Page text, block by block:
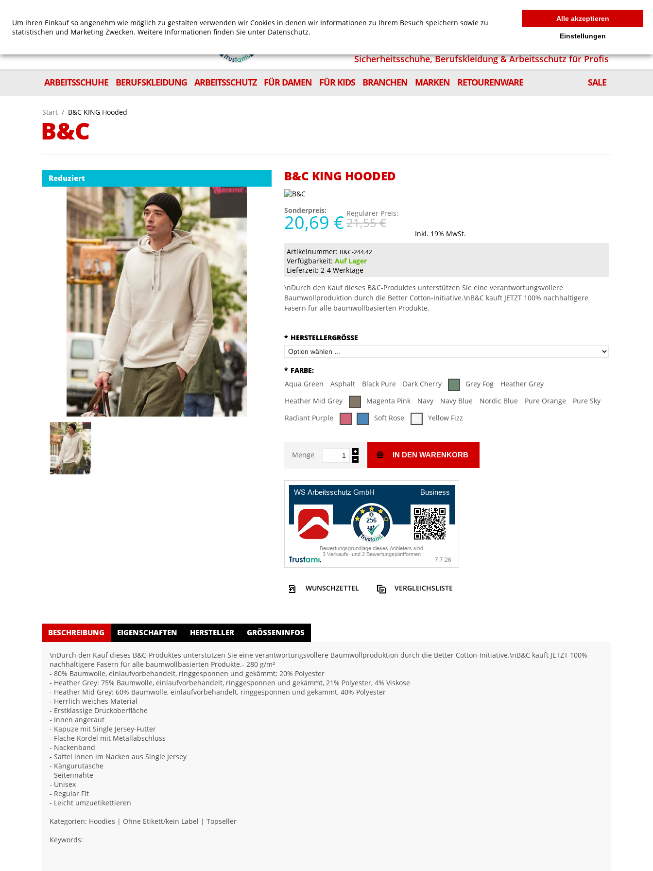
MEIN WARENKORB 0
Sicherheitsschuhe, Berufskleidung & Arbeitsschutz für Profis
ARBEITSSCHUHE
BERUFSKLEIDUNG ARBEITSSCHUTZ FÜR DAMEN FÜR KIDS BRANCHEN MARKEN RETOURENWARE SALE
Start / B&C KING Hooded
B&C
Reduziert B&C KING HOODED
Sonderpreis:
20,69 € Regulärer Preis:
21,55 €
Inkl. 19% MwSt.
Artikelnummer: B&C-244.42
Verfügbarkeit: Auf Lager
Lieferzeit: 2-4 Werktage
\nDurch den Kauf dieses B&C-Produktes unterstützen Sie eine verantwortungsvollere
Baumwollproduktion durch die Better Cotton-Initiative.\nB&C kauft JETZT 100% nachhaltigere
Fasern für alle baumwollbasierten Produkte.
* HERSTELLERGRÖSSE
* FARBE:
Aqua Green
Asphalt Black Pure Dark Cherry Grey Fog
Heather Grey
Heather Mid Grey
Magenta Pink Navy Navy Blue Nordic Blue Pure Orange
Pure Sky
Radiant Purple
Soft Rose Yellow Fizz
Menge IN DEN WARENKORB
WUNSCHZETTEL VERGLEICHSLISTE
BESCHREIBUNG EIGENSCHAFTEN HERSTELLER GRÖSSENINFOS
\nDurch den Kauf dieses B&C-Produktes unterstützen Sie eine verantwortungsvollere Baumwollproduktion durch die Better Cotton-Initiative.\nB&C kauft JETZT 100%
nachhaltigere Fasern für alle baumwollbasierten Produkte.- 280 g/m²
- 80% Baumwolle, einlaufvorbehandelt, ringgesponnen und gekämmt; 20% Polyester
- Heather Grey: 75% Baumwolle, einlaufvorbehandelt, ringgesponnen und gekämmt, 21% Polyester, 4% Viskose
- Heather Mid Grey: 60% Baumwolle, einlaufvorbehandelt, ringgesponnen und gekämmt, 40% Polyester
- Herrlich weiches Material
- Erstklassige Druckoberfläche
- Innen angeraut
- Kapuze mit Single Jersey-Futter
- Flache Kordel mit Metallabschluss
- Nackenband
- Sattel innen im Nacken aus Single Jersey
- Kängurutasche
- Seitennähte
- Unisex
- Regular Fit
- Leicht umzuetikettieren
Kategorien: Hoodies | Ohne Etikett/kein Label | Topseller
Keywords:
Um Ihren Einkauf so angenehm wie möglich zu gestalten verwenden wir Cookies in denen wir Informationen zu Ihrem Besuch speichern sowie zu
statistischen und Marketing Zwecken. Weitere Informationen finden Sie unter Datenschutz.
Alle akzeptieren
Einstellungen